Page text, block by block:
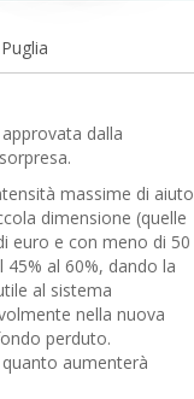
dalla
massime di aiuto
dimensione (quelle
euro e con meno di 50
al 60%, dando la
al sistema
nella nuova
perduto.
aumenterà